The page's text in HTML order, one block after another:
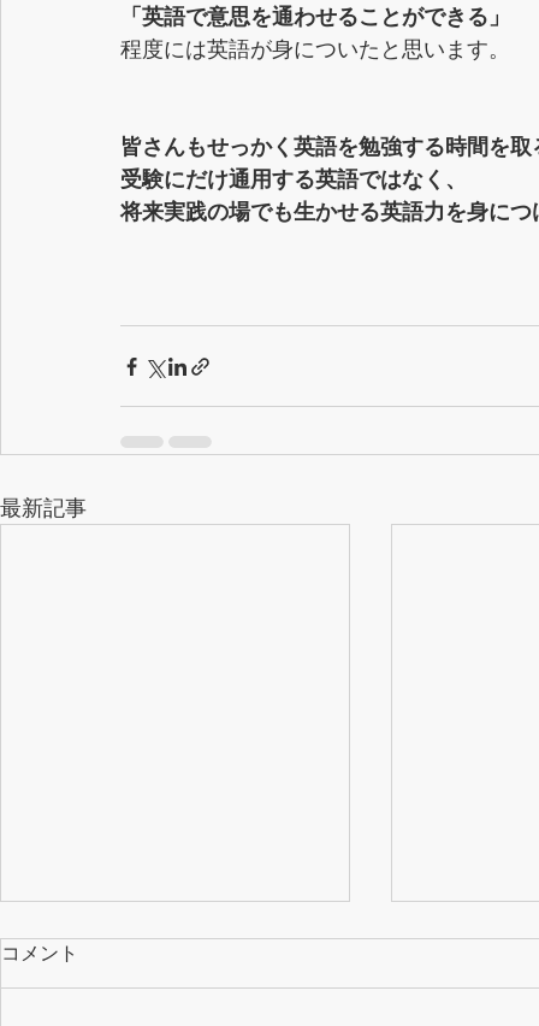
「英語で意思を通わせることができる」
程度には英語が身についたと思います。
皆さんもせっかく英語を勉強する時間を
受験にだけ通用する英語ではなく、
将来実践の場でも生かせる英語力を身に
最新記事
コメント